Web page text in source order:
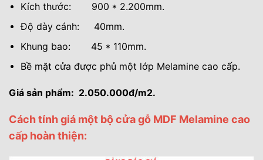
Kích thước: 900 * 2.200mm.
Độ dày cánh: 40mm.
Khung bao: 45 * 110mm.
Bề mặt cửa được phủ một lớp Melamine cao cấp.
Giá sản phẩm: 2.050.000đ/m2.
Cách tính giá một bộ cửa gỗ MDF Melamine cao
cấp hoàn thiện: